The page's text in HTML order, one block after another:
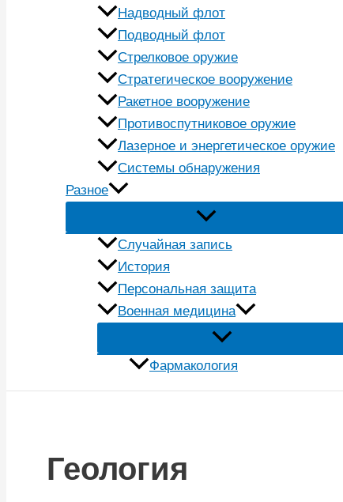
Надводный флот
Подводный флот
Стрелковое оружие
Стратегическое вооружение
Ракетное вооружение
Противоспутниковое оружие
Лазерное и энергетическое оружие
Системы обнаружения
Разное
Случайная запись
История
Персональная защита
Военная медицина
Фармакология
Геология